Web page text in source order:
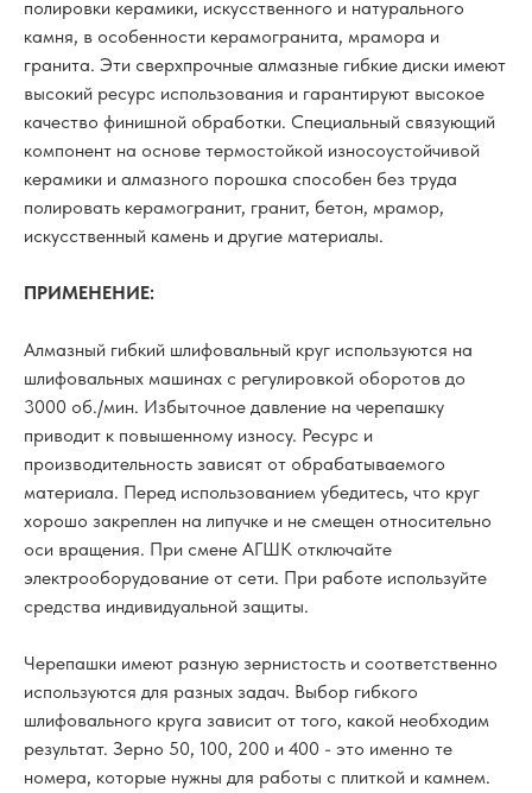
полировки керамики, искусственного и натурального
камня, в особенности керамогранита, мрамора и
гранита. Эти сверхпрочные алмазные гибкие диски имеют
высокий ресурс использования и гарантируют высокое
качество финишной обработки. Специальный связующий
компонент на основе термостойкой износоустойчивой
керамики и алмазного порошка способен без труда
полировать керамогранит, гранит, бетон, мрамор,
искусственный камень и другие материалы.
ПРИМЕНЕНИЕ:
Алмазный гибкий шлифовальный круг используются на
шлифовальных машинах с регулировкой оборотов до
3000 об./мин. Избыточное давление на черепашку
приводит к повышенному износу. Ресурс и
производительность зависят от обрабатываемого
материала. Перед использованием убедитесь, что круг
хорошо закреплен на липучке и не смещен относительно
оси вращения. При смене АГШК отключайте
электрооборудование от сети. При работе используйте
средства индивидуальной защиты.
Черепашки имеют разную зернистость и соответственно
используются для разных задач. Выбор гибкого
шлифовального круга зависит от того, какой необходим
результат. Зерно 50, 100, 200 и 400 - это именно те
номера, которые нужны для работы с плиткой и камнем.